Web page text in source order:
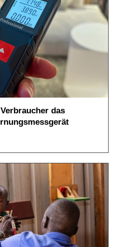
das